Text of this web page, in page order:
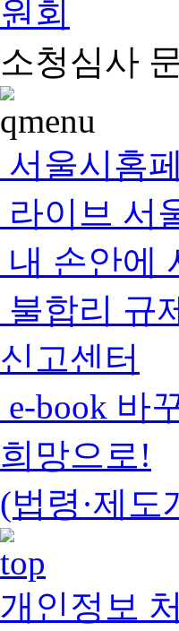
소청심사
서울시홈
라이브 서
내 손안에
불합리 규
신고센터
e-book 바
희망으로!
(법령·제도
개인정보